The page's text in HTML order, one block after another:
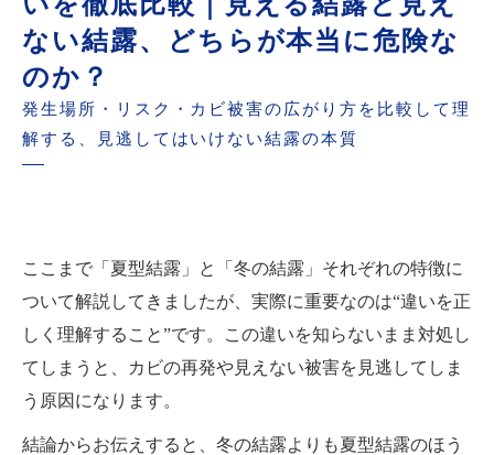
ない結露、どちらが本当に危険な
のか？
発生場所・リスク・カビ被害の広がり方を比較して理
解する、見逃してはいけない結露の本質
ここまで「夏型結露」と「冬の結露」それぞれの特徴に
ついて解説してきましたが、実際に重要なのは“違いを正
しく理解すること”です。この違いを知らないまま対処し
てしまうと、カビの再発や見えない被害を見逃してしま
う原因になります。
結論からお伝えすると、冬の結露よりも夏型結露のほう